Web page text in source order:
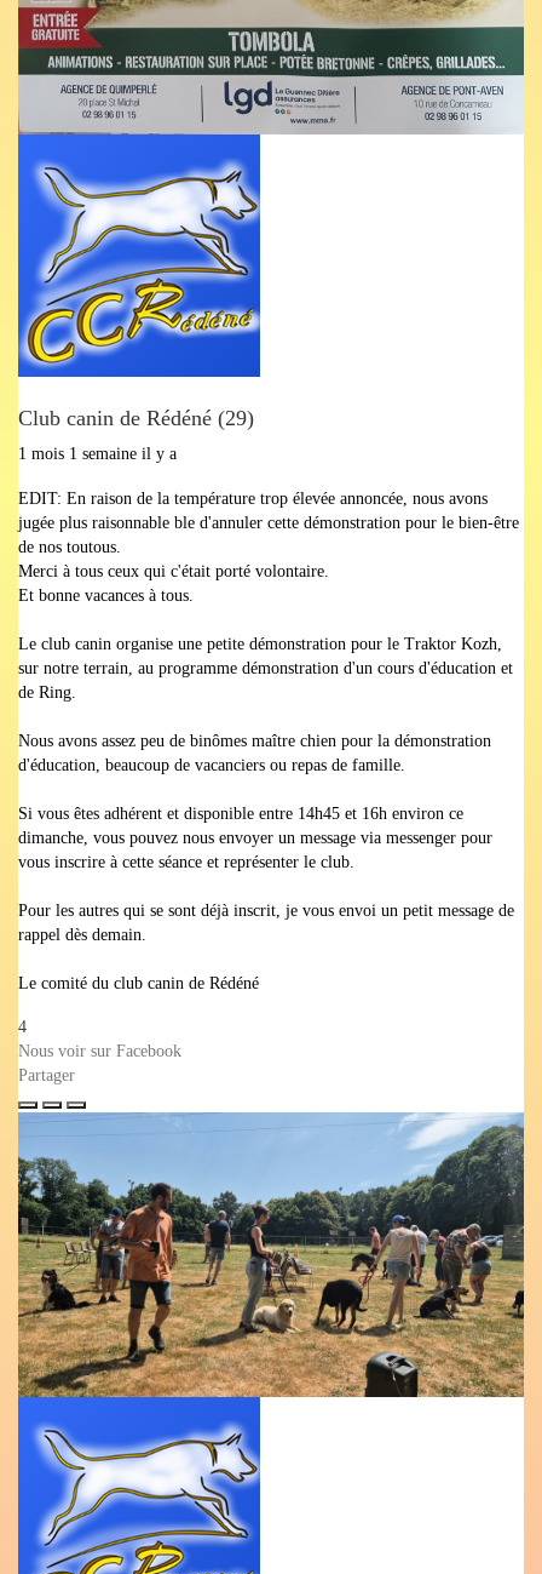
Club canin de Rédéné (29)
1 mois 1 semaine il y a
EDIT: En raison de la température trop élevée annoncée, nous avons
jugée plus raisonnable ble d'annuler cette démonstration pour le bien-être
de nos toutous.
Merci à tous ceux qui c'était porté volontaire.
Et bonne vacances à tous.
Le club canin organise une petite démonstration pour le Traktor Kozh,
sur notre terrain, au programme démonstration d'un cours d'éducation et
de Ring.
Nous avons assez peu de binômes maître chien pour la démonstration
d'éducation, beaucoup de vacanciers ou repas de famille.
Si vous êtes adhérent et disponible entre 14h45 et 16h environ ce
dimanche, vous pouvez nous envoyer un message via messenger pour
vous inscrire à cette séance et représenter le club.
Pour les autres qui se sont déjà inscrit, je vous envoi un petit message de
rappel dès demain.
Le comité du club canin de Rédéné
4
Nous voir sur Facebook
Partager